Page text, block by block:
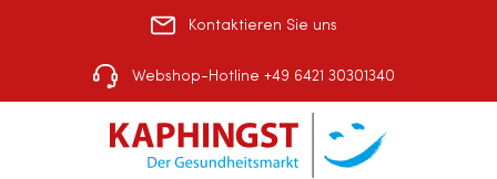
Kontaktieren Sie uns
Webshop-Hotline +49 6421 30301340